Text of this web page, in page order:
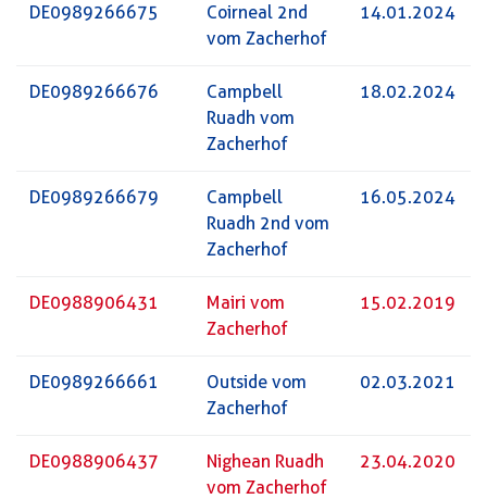
DE0989266675
Coirneal 2nd
vom Zacherhof
14.01.2024
DE0989266676
Campbell
Ruadh vom
Zacherhof
18.02.2024
DE0989266679
Campbell
Ruadh 2nd vom
Zacherhof
16.05.2024
DE0988906431
Mairi vom
Zacherhof
15.02.2019
DE0989266661
Outside vom
Zacherhof
02.03.2021
DE0988906437
Nighean Ruadh
vom Zacherhof
23.04.2020